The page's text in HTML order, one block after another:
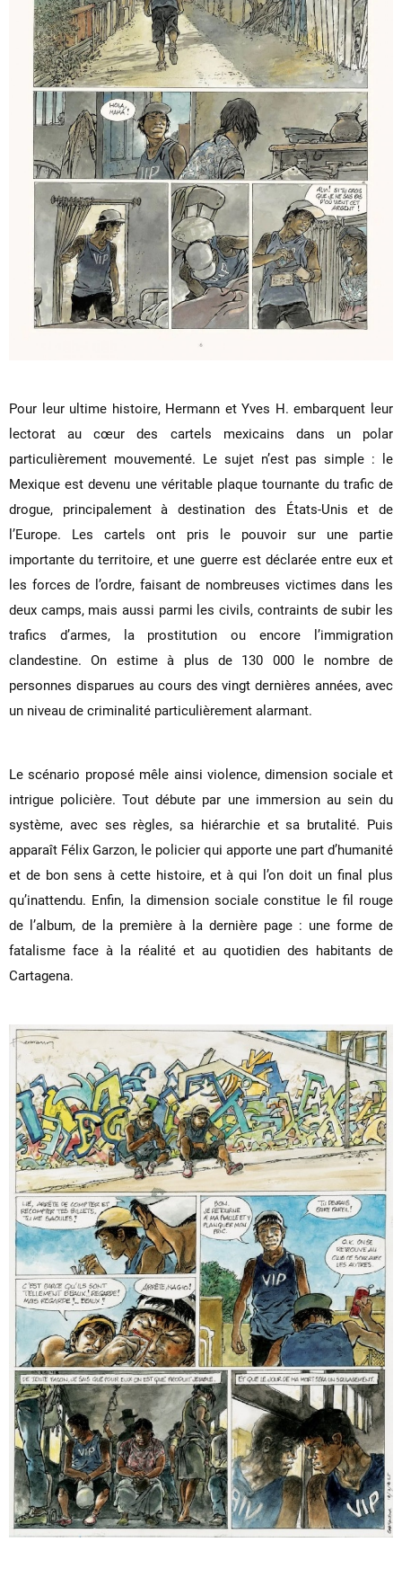
Pour leur ultime histoire, Hermann et Yves H. embarquent leur
lectorat au cœur des cartels mexicains dans un polar
particulièrement mouvementé. Le sujet n’est pas simple : le
Mexique est devenu une véritable plaque tournante du trafic de
drogue, principalement à destination des États-Unis et de
l’Europe. Les cartels ont pris le pouvoir sur une partie
importante du territoire, et une guerre est déclarée entre eux et
les forces de l’ordre, faisant de nombreuses victimes dans les
deux camps, mais aussi parmi les civils, contraints de subir les
trafics d’armes, la prostitution ou encore l’immigration
clandestine. On estime à plus de 130 000 le nombre de
personnes disparues au cours des vingt dernières années, avec
un niveau de criminalité particulièrement alarmant.
Le scénario proposé mêle ainsi violence, dimension sociale et
intrigue policière. Tout débute par une immersion au sein du
système, avec ses règles, sa hiérarchie et sa brutalité. Puis
apparaît Félix Garzon, le policier qui apporte une part d’humanité
et de bon sens à cette histoire, et à qui l’on doit un final plus
qu’inattendu. Enfin, la dimension sociale constitue le fil rouge
de l’album, de la première à la dernière page : une forme de
fatalisme face à la réalité et au quotidien des habitants de
Cartagena.